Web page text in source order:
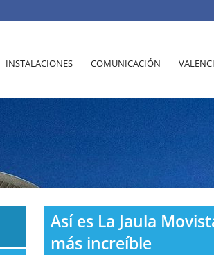
INSTALACIONES COMUNICACIÓN
Así es La Jaula
más increíble